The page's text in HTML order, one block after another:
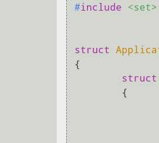
#include <set>
struct
{
struct